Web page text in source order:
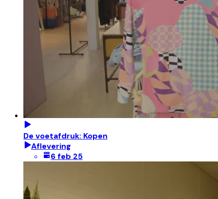
De voetafdruk: Kopen
Aflevering
6 feb 25